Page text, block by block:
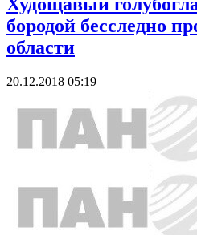
бородой бесследно
области
20.12.2018 05:19